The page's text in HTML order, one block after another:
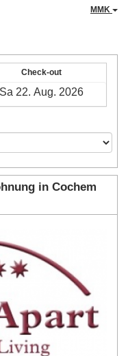
MMK
Check-out
in Cochem